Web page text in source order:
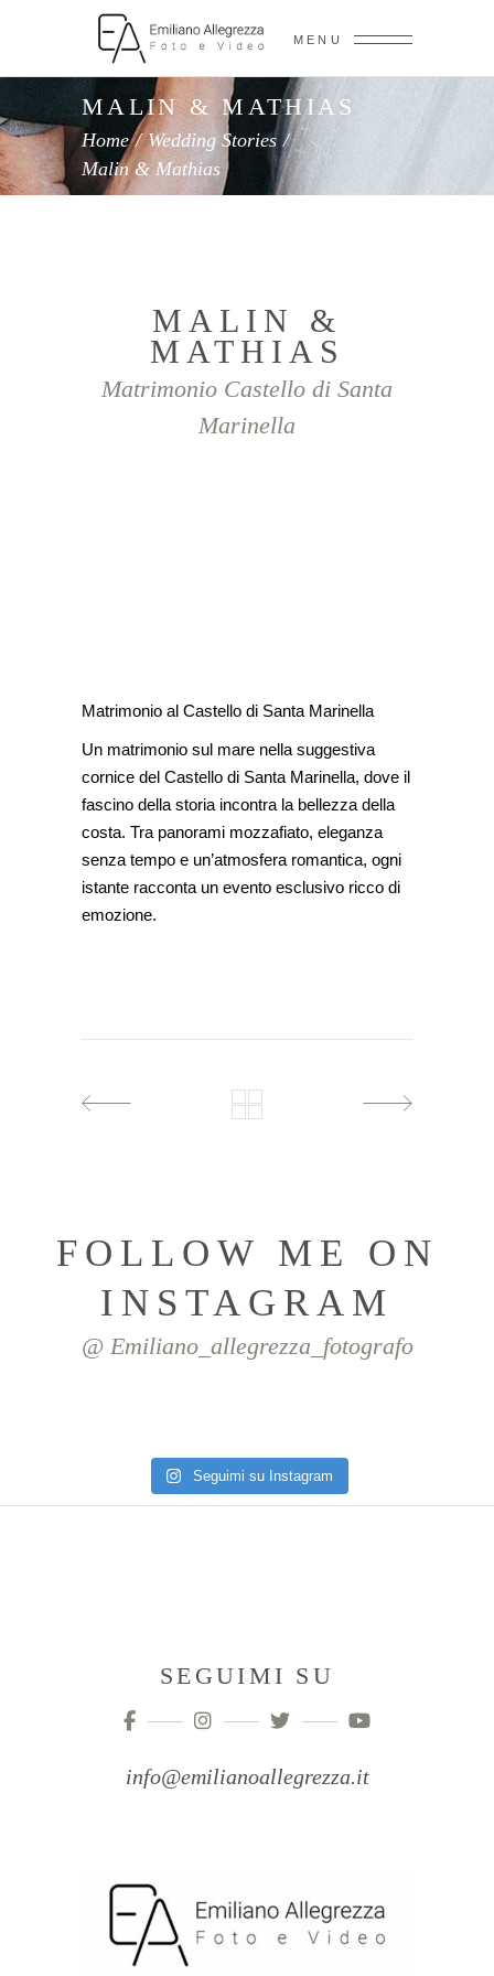
MENU
MALIN & MATHIAS
Home/Wedding Stories/
Malin & Mathias
MALIN &
MATHIAS
Matrimonio Castello di Santa
Marinella
Matrimonio al Castello di Santa Marinella
Un matrimonio sul mare nella suggestiva
cornice del Castello di Santa Marinella, dove il
fascino della storia incontra la bellezza della
costa. Tra panorami mozzafiato, eleganza
senza tempo e un’atmosfera romantica, ogni
istante racconta un evento esclusivo ricco di
emozione.
FOLLOW ME ON
INSTAGRAM
@ Emiliano_allegrezza_fotografo
Seguimi su Instagram
SEGUIMI SU
info@emilianoallegrezza.it